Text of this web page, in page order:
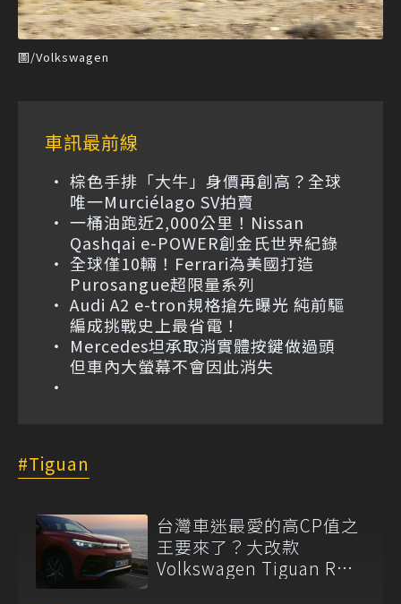
圖/Volkswagen
車訊最前線
棕色手排「大牛」身價再創高？全球
唯一Murciélago SV拍賣
一桶油跑近2,000公里！Nissan
Qashqai e-POWER創金氏世界紀錄
全球僅10輛！Ferrari為美國打造
Purosangue超限量系列
Audi A2 e-tron規格搶先曝光 純前驅
編成挑戰史上最省電！
Mercedes坦承取消實體按鍵做過頭
但車內大螢幕不會因此消失
Tiguan
台灣車迷最愛的高CP值之
王要來了？大改款
Volkswagen Tiguan R路